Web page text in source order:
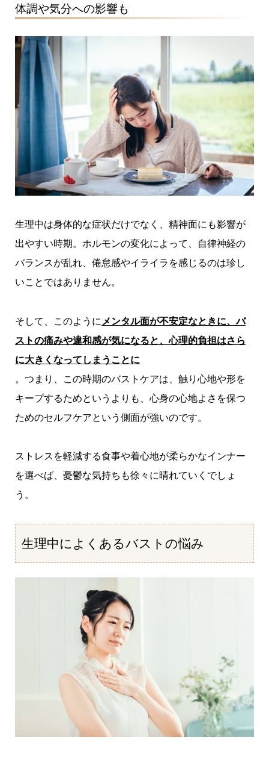
体調や気分への影響も
生理中は身体的な症状だけでなく、精神面にも影響が
出やすい時期。ホルモンの変化によって、自律神経の
バランスが乱れ、倦怠感やイライラを感じるのは珍し
いことではありません。
そして、このように メンタル面が不安定なときに、バ
ストの痛みや違和感が気になると、心理的負担はさら
に大きくなってしまうことに
。つまり、この時期のバストケアは、触り心地や形を
キープするためというよりも、心身の心地よさを保つ
ためのセルフケアという側面が強いのです。
ストレスを軽減する食事や着心地が柔らかなインナー
を選べば、憂鬱な気持ちも徐々に晴れていくでしょ
う。
生理中によくあるバストの悩み